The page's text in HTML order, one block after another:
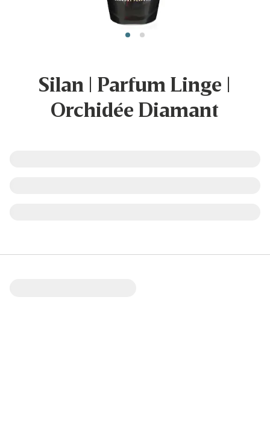
Silan | Parfum Linge |
Orchidée Diamant